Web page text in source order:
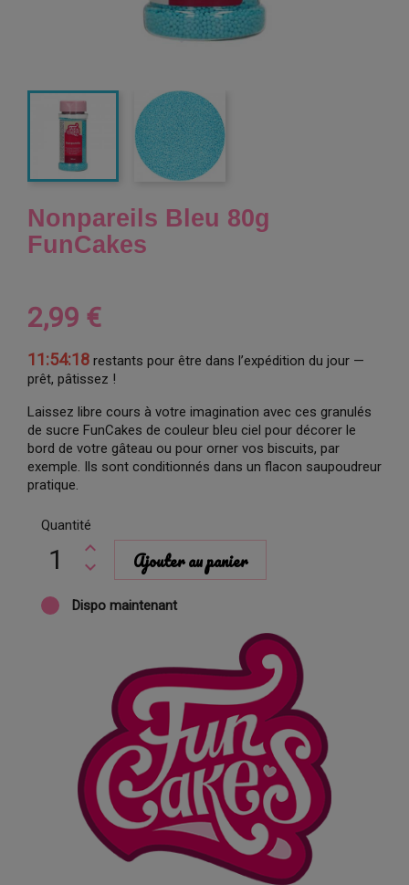
Nonpareils Bleu 80g
FunCakes
2,99 €
11:54:18 restants pour être dans l’expédition du jour —
prêt, pâtissez !
Laissez libre cours à votre imagination avec ces granulés
de sucre FunCakes de couleur bleu ciel pour décorer le
bord de votre gâteau ou pour orner vos biscuits, par
exemple. Ils sont conditionnés dans un flacon saupoudreur
pratique.
Quantité
Ajouter au panier
Dispo maintenant